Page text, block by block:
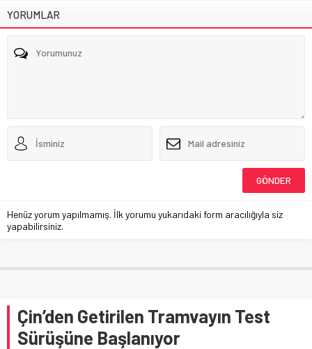
YORUMLAR
Henüz yorum yapılmamış. İlk yorumu yukarıdaki form aracılığıyla siz
yapabilirsiniz.
Çin’den Getirilen Tramvayın Test
Sürüşüne Başlanıyor